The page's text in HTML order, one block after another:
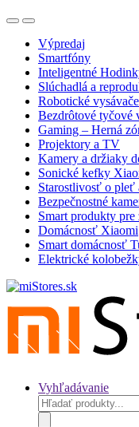
OpenClose
Výpredaj
Smartfóny
Inteligentné
Slúchadlá a
Robotické
Bezdrôtové tyčové
Gaming – Herná
Projektory a TV
Kamery a držiaky
Sonické kefky
Starostlivosť o pleť
Bezpečnostné
Smart produkty pre
Domácnosť Xiaomi
Smart domácnosť
Elektrické
Vyhľadávanie
Products
search